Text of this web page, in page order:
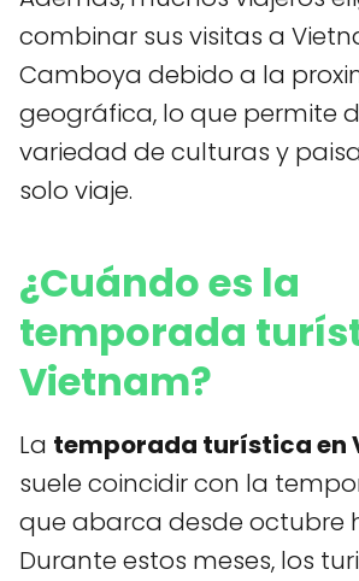
combinar sus visitas a
Camboya debido a la
geográfica, lo que permite
variedad de culturas y
solo viaje.
¿Cuándo es la
temporada
Vietnam?
La temporada turística en
suele coincidir con la
que abarca desde octubre
Durante estos meses, los